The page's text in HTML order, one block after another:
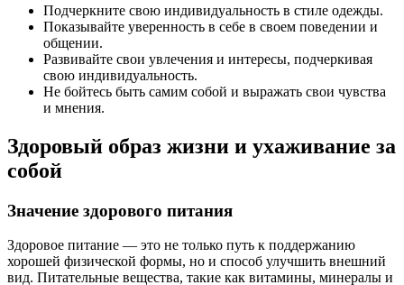
Подчеркните свою индивидуальность в стиле одежды.
Показывайте уверенность в себе в своем поведении и
общении.
Развивайте свои увлечения и интересы, подчеркивая
свою индивидуальность.
Не бойтесь быть самим собой и выражать свои чувства
и мнения.
Здоровый образ жизни и ухаживание за
собой
Значение здорового питания
Здоровое питание — это не только путь к поддержанию
хорошей физической формы, но и способ улучшить внешний
вид. Питательные вещества, такие как витамины, минералы и